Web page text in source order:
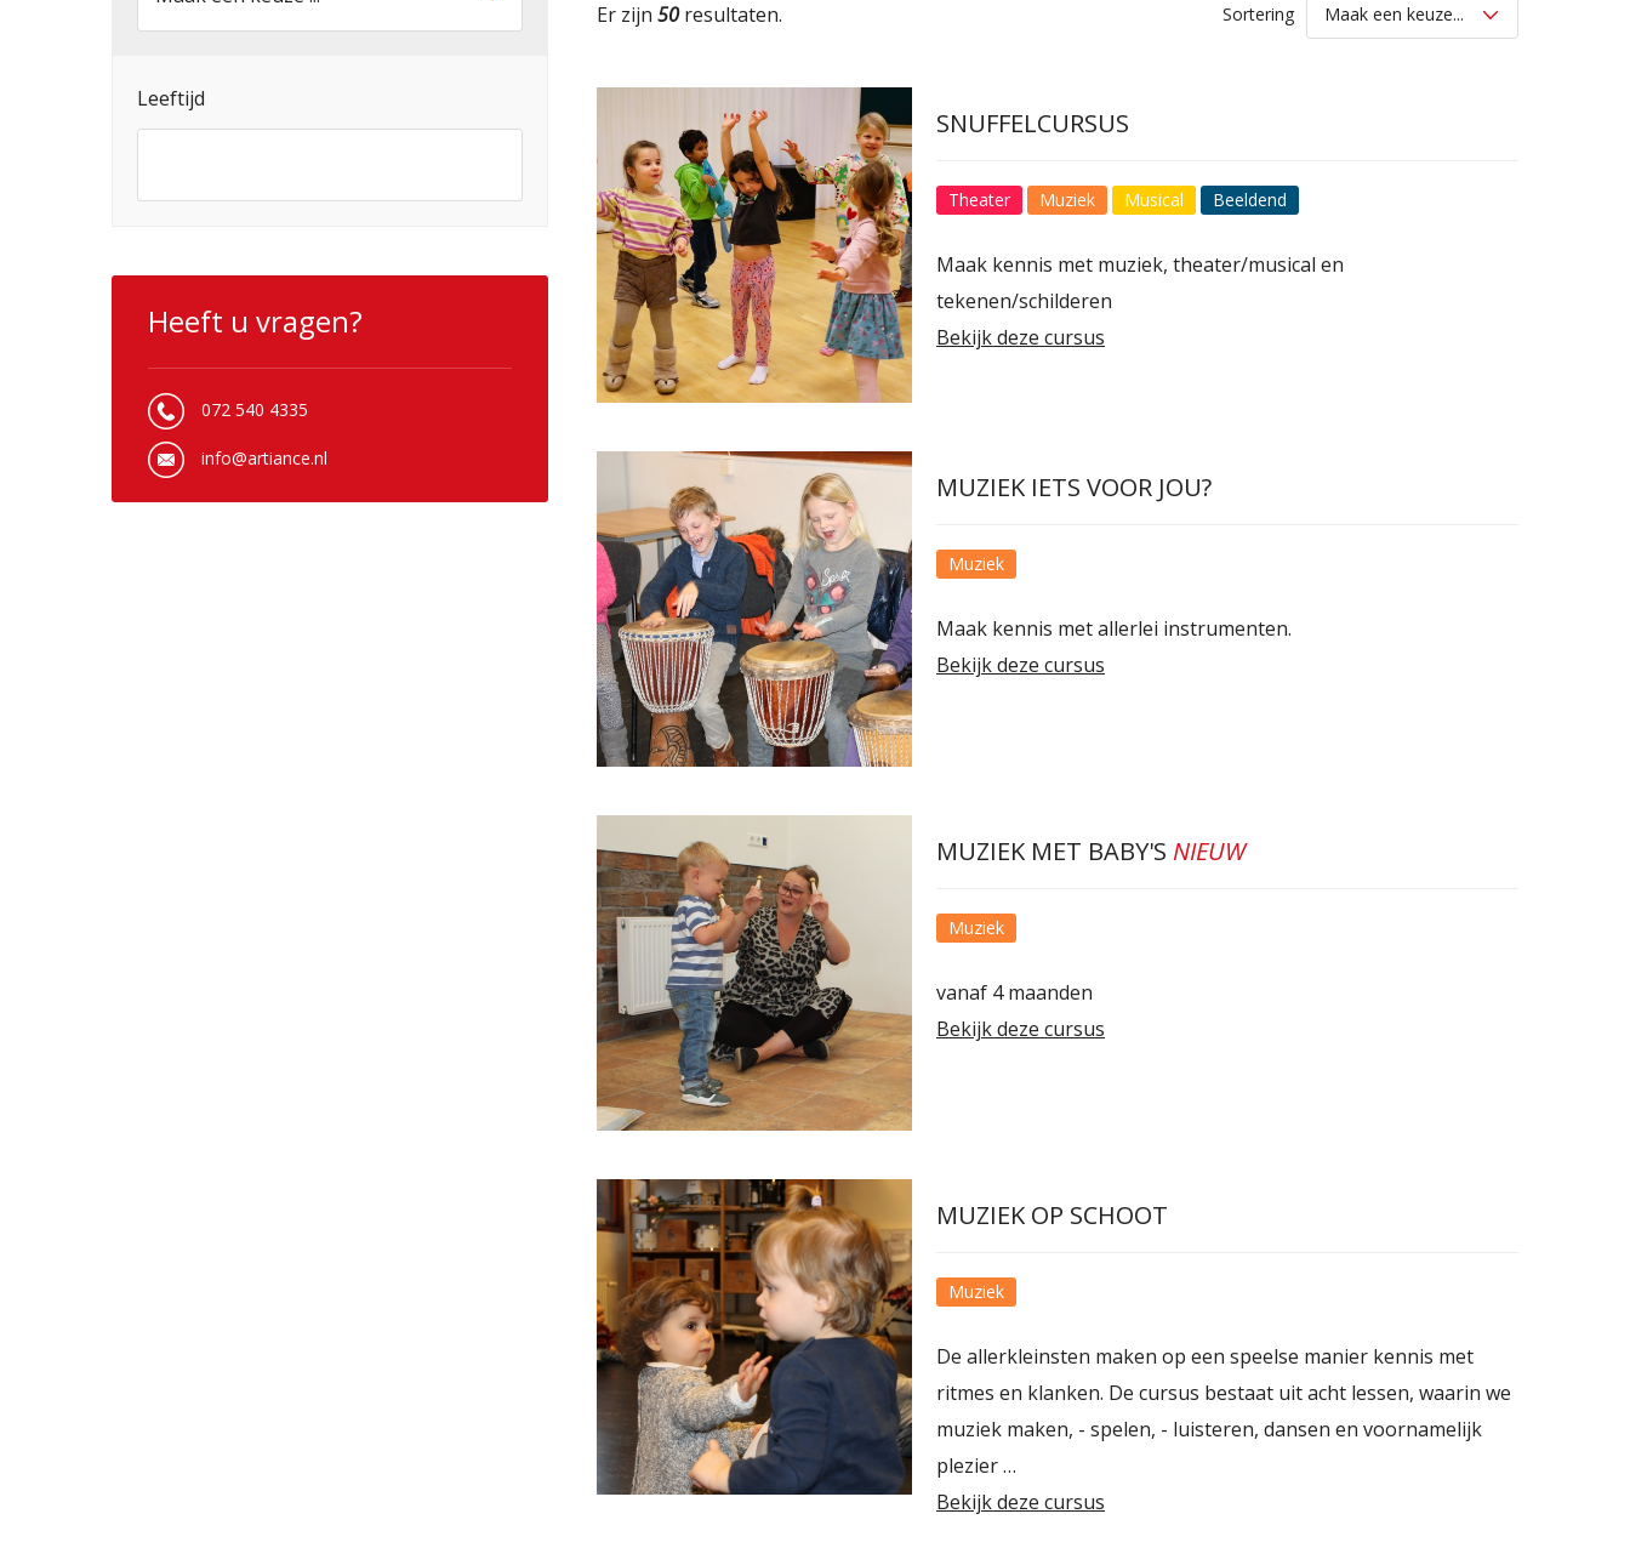
Leeftijd
Heeft u vragen?
072 540 4335
info@artiance.nl
Er zijn 50resultaten. Sortering
SNUFFELCURSUS
Theater Muziek Musical Beeldend
Maak kennis met muziek, theater/musical en
tekenen/schilderen
Bekijk deze cursus
MUZIEK IETS VOOR JOU?
Muziek
Maak kennis met allerlei instrumenten.
Bekijk deze cursus
MUZIEK MET BABY'S NIEUW
Muziek
vanaf 4 maanden
Bekijk deze cursus
MUZIEK OP SCHOOT
Muziek
De allerkleinsten maken op een speelse manier kennis met
ritmes en klanken. De cursus bestaat uit acht lessen, waarin we
muziek maken, - spelen, - luisteren, dansen en voornamelijk
plezier …
Bekijk deze cursus